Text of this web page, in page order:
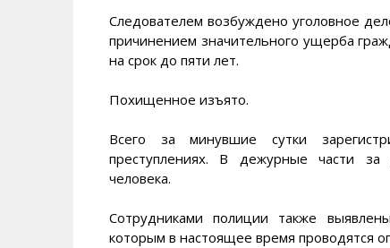
Следователем возбуждено уголовное
причинением значительного ущерба
на срок до пяти лет.
Похищенное изъято.
Всего за минувшие сутки
преступлениях. В дежурные части за
человека.
Сотрудниками полиции также
которым в настоящее время проводятся